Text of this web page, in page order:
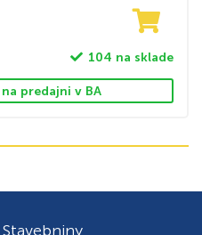
104 na sklade
predajni v BA
Stavebniny